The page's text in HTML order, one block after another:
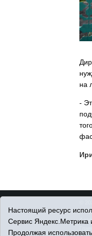
на
-
©
Настоящий ресурс
Сервис Яндекс.Метрика
Продолжая